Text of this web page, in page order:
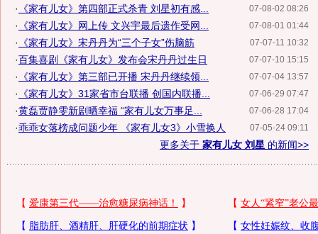
07-08-02 08:26
· 《家有儿女》第四部正式杀青 刘星初有感...
07-08-01 01:44
· 《家有儿女》网上传 文兴宇最后遗作受网...
07-07-11 10:32
· 《家有儿女》宋丹丹为“三个子女”伤脑筋
07-07-10 15:15
·百集喜剧《家有儿女》发布会宋丹丹过生日
07-07-04 13:57
· 《家有儿女》第三部已开播 宋丹丹继续领...
07-06-29 07:47
· 《家有儿女》31家省市台联播 创国内联播...
07-06-28 17:04
·黄磊贾静雯新剧晒幸福 “家有儿女万事足...
07-05-24 09:11
·乖乖女落榜成问题少年 《家有儿女3》小雪换人
更多关于 家有儿女 刘星 的新闻>>